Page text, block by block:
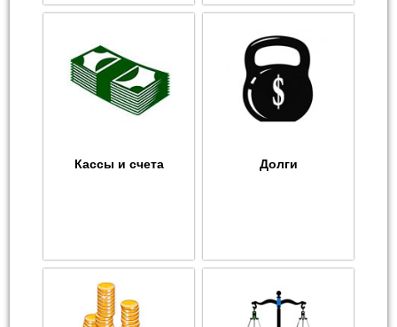
Кассы и счета Долги